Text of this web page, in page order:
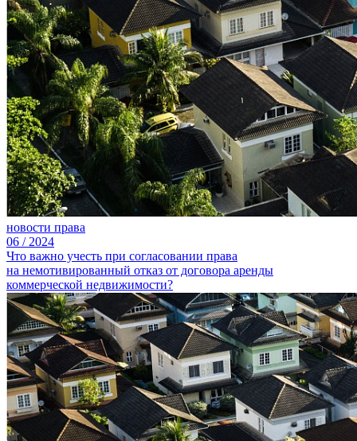
новости права
06 / 2024
Что важно учесть при согласовании права
на немотивированный отказ от договора аренды
коммерческой недвижимости?